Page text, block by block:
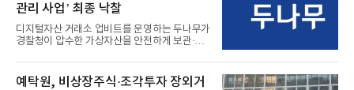
관리 사업’ 최종 낙찰
디지털자산 거래소 업비트를 운영하는 두나무가
경찰청이 압수한 가상자산을 안전하게 보관·관
예탁원, 비상장주식·조각투자 장외거